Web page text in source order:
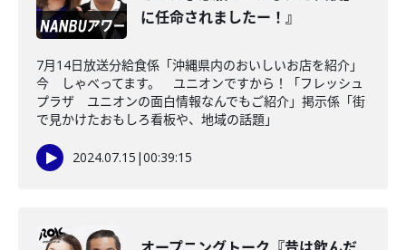
に任命されましたー！』
7月14日放送分給食係「沖縄県内のおいしいお店を紹介」
今 しゃべってます。 ユニオンですから！「フレッシュ
プラザ ユニオンの面白情報なんでもご紹介」掲示係「街
で見かけたおもしろ看板や、地域の話題」
2024.07.15 |00:39:15